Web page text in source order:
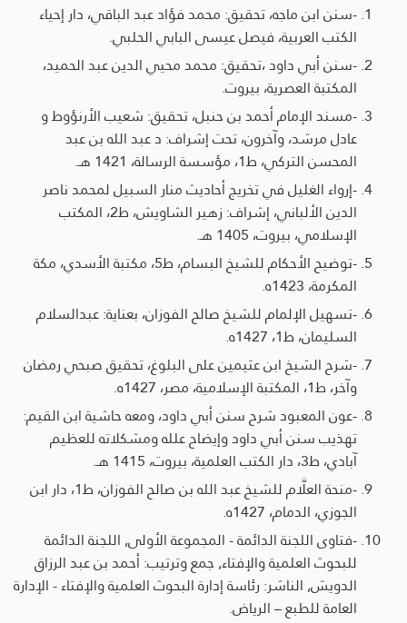
-سنن ابن ماجه، تحقيق: محمد فؤاد عبد الباقي، دار إحياء
الكتب العربية، فيصل عيسى البابي الحلبي.
-سنن أبي داود ،تحقيق: محمد محيي الدين عبد الحميد،
المكتبة العصرية، بيروت.
-مسند الإمام أحمد بن حنبل، تحقيق: شعيب الأرنؤوط و
عادل مرشد، وآخرون، تحت إشراف: د عبد الله بن عبد
المحسن التركي، ط1، مؤسسة الرسالة، 1421 هـ.
-إرواء الغليل في تخريج أحاديث منار السبيل لمحمد ناصر
الدين الألباني، إشراف: زهير الشاويش، ط2، المكتب
الإسلامي، بيروت، 1405 هـ.
-توضيح الأحكام للشيخ البسام، ط5، مكتبة الأسدي، مكة
المكرمة، 1423ه.
-تسهيل الإلمام للشيخ صالح الفوزان، بعناية: عبدالسلام
السليمان، ط1، 1427ه.
-شرح الشيخ ابن عثيمين على البلوغ، تحقيق صبحي رمضان
وآخر، ط1، المكتبة الإسلامية، مصر، 1427ه.
-عون المعبود شرح سنن أبي داود، ومعه حاشية ابن القيم:
تهذيب سنن أبي داود وإيضاح علله ومشكلاته للعظيم
آبادي، ط3، دار الكتب العلمية، بيروت، 1415 هـ.
-منحة العلَّام للشيخ عبد الله بن صالح الفوزان، ط1، دار ابن
الجوزي، الدمام، 1427ه.
-فتاوى اللجنة الدائمة - المجموعة الأولى, اللجنة الدائمة
للبحوث العلمية والإفتاء, جمع وترتيب: أحمد بن عبد الرزاق
الدويش, الناشر: رئاسة إدارة البحوث العلمية والإفتاء - الإدارة
العامة للطبع – الرياض.